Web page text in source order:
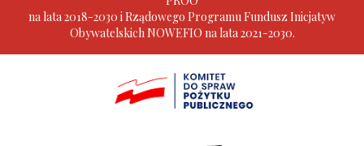
na lata 2018-2030 i Rządowego Programu Fundusz Inicjatyw
Obywatelskich NOWEFIO na lata 2021-2030.